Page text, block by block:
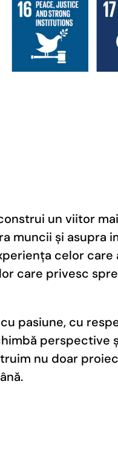
un viitor
muncii și asupra
celor
care privesc
pasiune, cu
perspective
nu doar